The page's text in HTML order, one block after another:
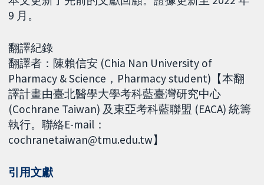
9 月。
翻譯紀錄
翻譯者：陳賴信安 (Chia Nan University of
Pharmacy & Science，Pharmacy student)【本翻
譯計畫由臺北醫學大學考科藍臺灣研究中心
(Cochrane Taiwan) 及東亞考科藍聯盟 (EACA) 統籌
執行。聯絡E-mail：
cochranetaiwan@tmu.edu.tw】
引用文獻